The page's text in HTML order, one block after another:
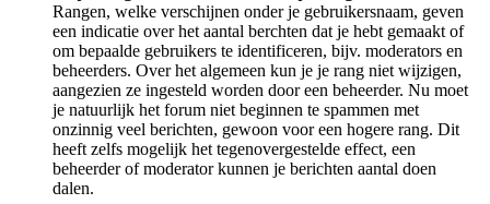
Rangen, welke verschijnen onder je gebruikersnaam, geven
een indicatie over het aantal berchten dat je hebt gemaakt of
om bepaalde gebruikers te identificeren, bijv. moderators en
beheerders. Over het algemeen kun je je rang niet wijzigen,
aangezien ze ingesteld worden door een beheerder. Nu moet
je natuurlijk het forum niet beginnen te spammen met
onzinnig veel berichten, gewoon voor een hogere rang. Dit
heeft zelfs mogelijk het tegenovergestelde effect, een
beheerder of moderator kunnen je berichten aantal doen
dalen.